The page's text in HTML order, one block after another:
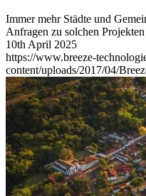
Immer mehr Städte und
Anfragen zu solchen
10th April 2025
https://www.breeze-
content/uploads/2017/04/